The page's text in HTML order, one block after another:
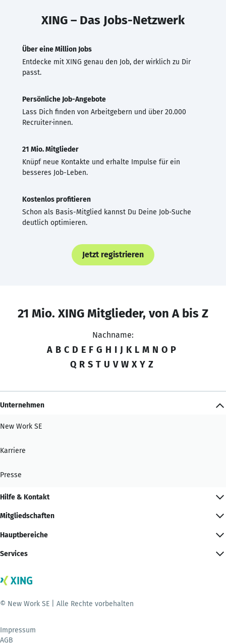
XING – Das Jobs-Netzwerk
Über eine Million Jobs
Entdecke mit XING genau den Job, der wirklich zu Dir
passt.
Persönliche Job-Angebote
Lass Dich finden von Arbeitgebern und über 20.000
Recruiter·innen.
21 Mio. Mitglieder
Knüpf neue Kontakte und erhalte Impulse für ein
besseres Job-Leben.
Kostenlos profitieren
Schon als Basis-Mitglied kannst Du Deine Job-Suche
deutlich optimieren.
Jetzt registrieren
21 Mio. XING Mitglieder, von A bis Z
Nachname:
A B C D E F G H I J K L M N O P
Q R S T U V W X Y Z
Unternehmen
New Work SE
Karriere
Presse
Hilfe & Kontakt
Mitgliedschaften
Hauptbereiche
Services
© New Work SE | Alle Rechte vorbehalten
Impressum
AGB